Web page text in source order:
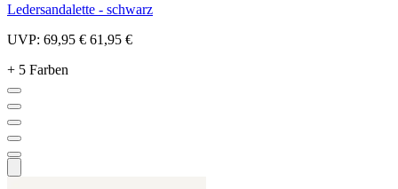
Ledersandalette - schwarz
UVP: 69,95 € 61,95 €
+ 5 Farben